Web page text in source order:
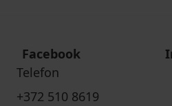
Facebook
Telefon
+372 510 8619